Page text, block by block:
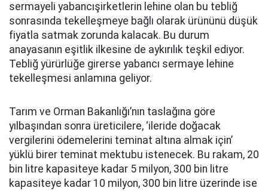
sermayeli yabancışirketlerin lehine olan bu tebliğ
sonrasında tekelleşmeye bağlı olarak ürününü düşük
fiyatla satmak zorunda kalacak. Bu durum
anayasanın eşitlik ilkesine de aykırılık teşkil ediyor.
Tebliğ yürürlüğe girerse yabancı sermaye lehine
tekelleşmesi anlamına geliyor.
Tarım ve Orman Bakanlığı’nın taslağına göre
yılbaşından sonra üreticilere, ‘ileride doğacak
vergilerini ödemelerini teminat altına almak için’
yüklü birer teminat mektubu istenecek. Bu rakam, 20
bin litre kapasiteye kadar 5 milyon, 300 bin litre
kapasiteye kadar 10 milyon, 300 bin litre üzerinde ise